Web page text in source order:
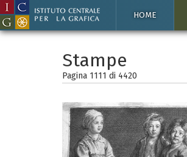
HOME
Stampe
Pagina 1111 di 4420